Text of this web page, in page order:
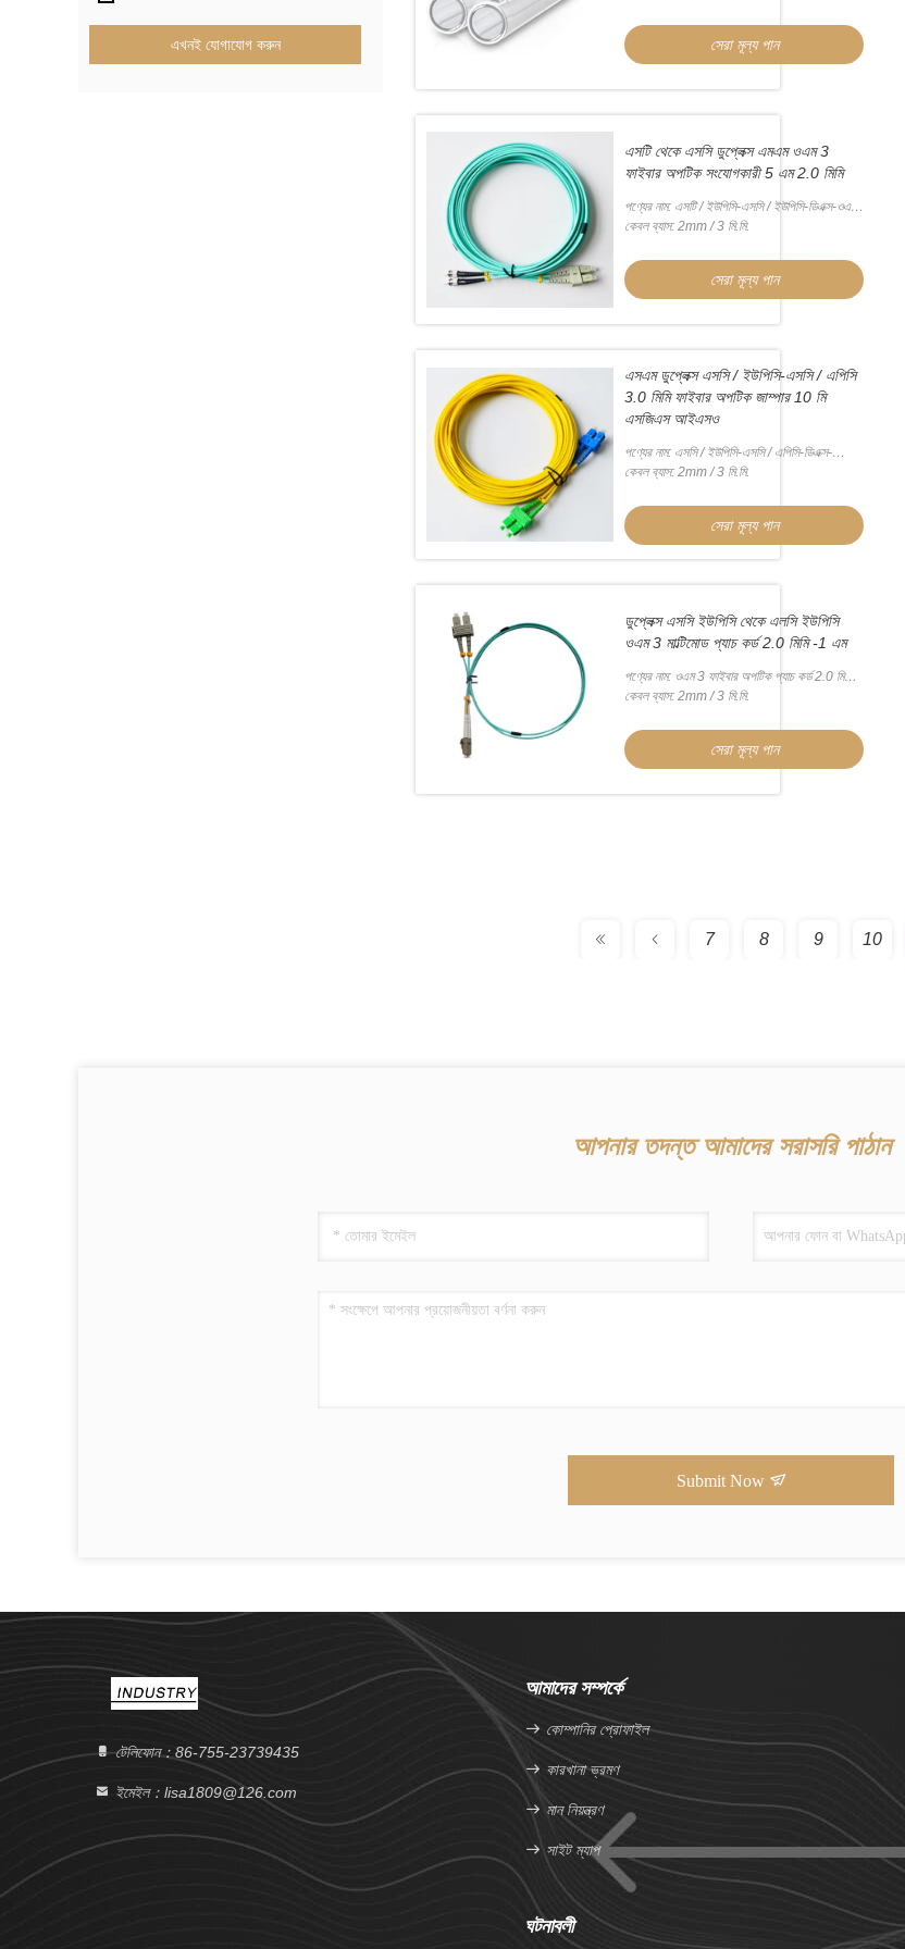
এখনই যোগাযোগ করুন সেরা মূল্য পান
এসটি থেকে এসসি ডুপ্লেক্স এমএম ওএম 3
ফাইবার অপটিক সংযোগকারী 5 এম 2.0 মিমি
পণ্যের নাম: এসটি / ইউপিসি-এসসি / ইউপিসি-ডিএক্স-ওএম
3-এলএসজেড
কেবল ব্যাস: 2mm / 3 মি.মি.
সেরা মূল্য পান
এসএম ডুপ্লেক্স এসসি / ইউপিসি-এসসি / এপিসি
3.0 মিমি ফাইবার অপটিক জাম্পার 10 মি
এসজিএস আইএসও
পণ্যের নাম: এসসি / ইউপিসি-এসসি / এপিসি-ডিএক্স-
এসএম-3.0 মিমি
কেবল ব্যাস: 2mm / 3 মি.মি.
সেরা মূল্য পান
ডুপ্লেক্স এসসি ইউপিসি থেকে এলসি ইউপিসি
ওএম 3 মাল্টিমোড প্যাচ কর্ড 2.0 মিমি -1 এম
পণ্যের নাম: ওএম 3 ফাইবার অপটিক প্যাচ কর্ড 2.0 মিমি
-1 এম
কেবল ব্যাস: 2mm / 3 মি.মি.
সেরা মূল্য পান
7 8 9 10
আপনার তদন্ত আমাদের সরাসরি পাঠান
Submit Now
টেলিফোন：86-755-23739435
ইমেইল：lisa1809@126.com
আমাদের সম্পর্কে
কোম্পানির প্রোফাইল
কারখানা ভ্রমণ
মান নিয়ন্ত্রণ
সাইট ম্যাপ
ঘটনাবলী